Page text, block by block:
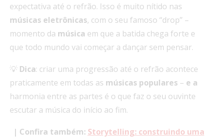
expectativa até o refrão. Isso é muito nítido nas
músicas eletrônicas, com o seu famoso “drop” –
momento da música em que a batida chega forte e
que todo mundo vai começar a dançar sem pensar.
💡 Dica: criar uma progressão até o refrão acontece
praticamente em todas as músicas populares – e a
harmonia entre as partes é o que faz o seu ouvinte
escutar a música do início ao fim.
| Confira também: Storytelling: construindo uma